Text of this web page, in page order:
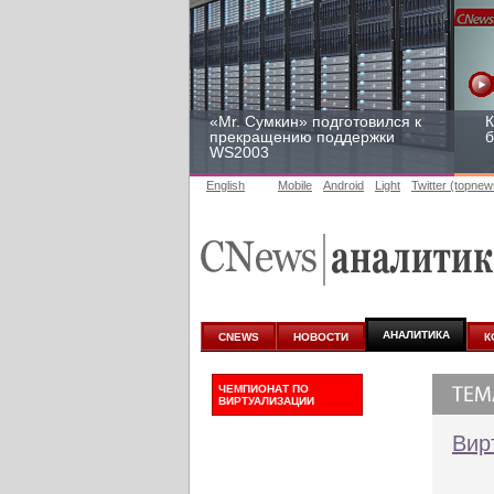
«Mr. Сумкин» подготовился к
прекращению поддержки
WS2003
к аналитике
English Mobile Android Light Twitter
CNEWS НОВОСТИ АНАЛИТИКА
ЧЕМПИОНАТ ПО
ВИРТУАЛИЗАЦИИ